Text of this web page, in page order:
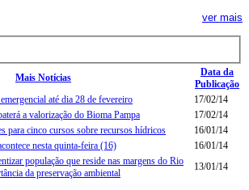
ver mais
Mais Notícias
Data da
Publicação
até dia 28 de fevereiro
17/02/14
a valorização do Bioma Pampa
17/02/14
para cinco cursos sobre recursos hídricos
16/01/14
nesta quinta-feira (16)
16/01/14
população que reside nas margens do Rio
da preservação ambiental
13/01/14